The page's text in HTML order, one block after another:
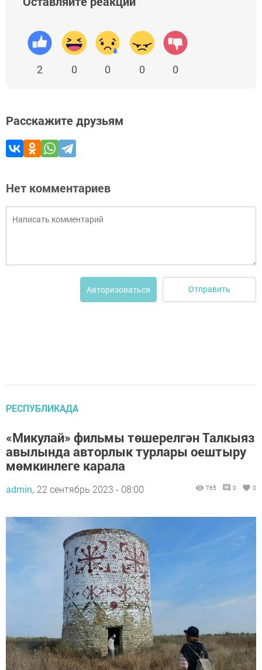
2 0 0 0 0
Расскажите друзьям
Нет комментариев
Авторизоваться Отправить
РЕСПУБЛИКАДА
«Микулай» фильмы төшерелгән Талкыяз
авылында авторлык турлары оештыру
мөмкинлеге карала
admin, 22 сентябрь 2023 - 08:00 765 0 0